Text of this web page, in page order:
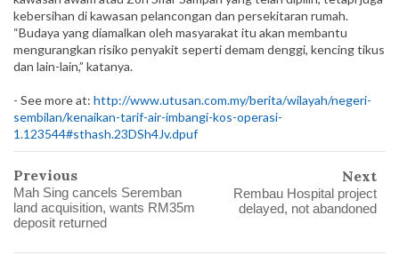
kebersihan di kawasan pelancongan dan persekitaran rumah.
“Budaya yang diamalkan oleh masyarakat itu akan membantu
mengurangkan risiko penyakit seperti demam denggi, kencing tikus
dan lain-lain,” katanya.
- See more at: http://www.utusan.com.my/berita/wilayah/negeri-
sembilan/kenaikan-tarif-air-imbangi-kos-operasi-
1.123544#sthash.23DSh4Jv.dpuf
Previous
Mah Sing cancels Seremban
land acquisition, wants RM35m
deposit returned
Next
Rembau Hospital project
delayed, not abandoned